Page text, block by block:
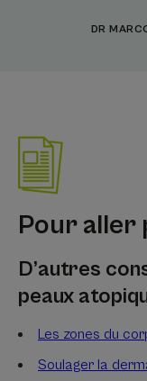
DR
Pour aller
D’autres
peaux
Les zones du
Soulager la